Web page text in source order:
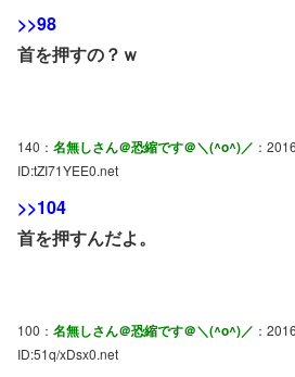
>>98
首を押すの？ｗ
140： 名無しさん＠恐縮です＠＼(^o^)／ ：
ID:tZI71YEE0.net
>>104
首を押すんだよ。
100： 名無しさん＠恐縮です＠＼(^o^)／ ：
ID:51q/xDsx0.net